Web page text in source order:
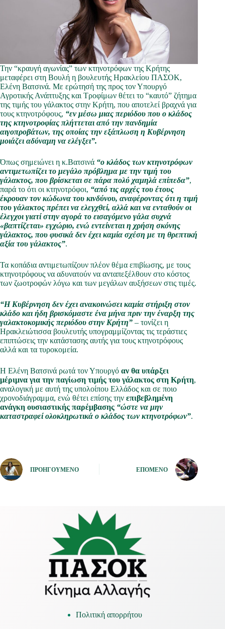
Την “κραυγή αγωνίας” των κτηνοτρόφων της Κρήτης
μεταφέρει στη Βουλή η βουλευτής Ηρακλείου ΠΑΣΟΚ,
Ελένη Βατσινά. Με ερώτησή της προς τον Υπουργό
Αγροτικής Ανάπτυξης και Τροφίμων θέτει το “καυτό” ζήτημα
της τιμής του γάλακτος στην Κρήτη, που αποτελεί βραχνά για
τους κτηνοτρόφους, “εν μέσω μιας περιόδου που ο κλάδος
της κτηνοτροφίας πλήττεται από την πανδημία
αιγοπροβάτων, της οποίας την εξάπλωση η Κυβέρνηση
μοιάζει αδύναμη να ελέγξει”.
Όπως σημειώνει η κ.Βατσινά “ο κλάδος των κτηνοτρόφων
αντιμετωπίζει το μεγάλο πρόβλημα με την τιμή του
γάλακτος, που βρίσκεται σε πάρα πολύ χαμηλά επίπεδα”,
παρά το ότι οι κτηνοτρόφοι, “από τις αρχές του έτους
έκρουαν τον κώδωνα του κινδύνου, αναφέροντας ότι η τιμή
του γάλακτος πρέπει να ελεγχθεί, αλλά και να ενταθούν οι
έλεγχοι γιατί στην αγορά το εισαγόμενο γάλα συχνά
«βαπτίζεται» εγχώριο, ενώ εντείνεται η χρήση σκόνης
γάλακτος, που φυσικά δεν έχει καμία σχέση με τη θρεπτική
αξία του γάλακτος”.
Τα κοπάδια αντιμετωπίζουν πλέον θέμα επιβίωσης, με τους
κτηνοτρόφους να αδυνατούν να ανταπεξέλθουν στο κόστος
των ζωοτροφών λόγω και των μεγάλων αυξήσεων στις τιμές.
“Η Κυβέρνηση δεν έχει ανακοινώσει καμία στήριξη στον
κλάδο και ήδη βρισκόμαστε ένα μήνα πριν την έναρξη της
γαλακτοκομικής περιόδου στην Κρήτη” – τονίζει η
Ηρακλειώτισσα βουλευτής υπογραμμίζοντας τις τεράστιες
επιπτώσεις την κατάστασης αυτής για τους κτηνοτρόφους
αλλά και τα τυροκομεία.
Η Ελένη Βατσινά ρωτά τον Υπουργό αν θα υπάρξει
μέριμνα για την παγίωση τιμής του γάλακτος στη Κρήτη,
αναλογική με αυτή της υπολοίπου Ελλάδος και σε ποιο
χρονοδιάγραμμα, ενώ θέτει επίσης την επιβεβλημένη
ανάγκη ουσιαστικής παρέμβασης “ώστε να μην
καταστραφεί ολοκληρωτικά ο κλάδος των κτηνοτρόφων”.
ΠΡΟΗΓΟΎΜΕΝΟ ΕΠΌΜΕΝΟ
Πολιτική απορρήτου